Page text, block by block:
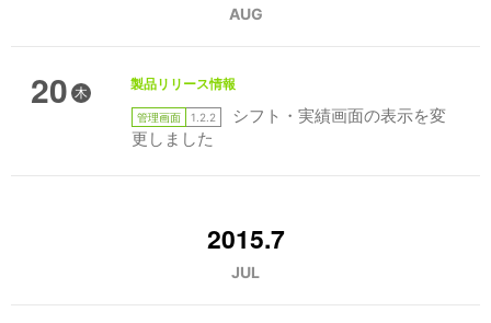
AUG
20 木
製品リリース情報
管理画面 1.2.2
シフト・実績画面の表示を変
更しました
2015.7
JUL